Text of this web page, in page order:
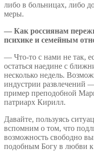
либо в больницах, либо
меры.
— Как россиянам
психике и семейным
— Что-то с нами не так,
остаться наедине с
несколько недель.
индустрии развлечений
пример преподобной
патриарх Кирилл.
Давайте, пользуясь
вспомним о том, что
возможность свободно
подобным Богу в любви